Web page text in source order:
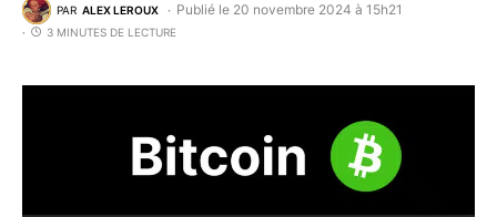
PAR ALEX LEROUX Publié le 20 novembre 2024 à 15h21
3 MINUTES DE LECTURE